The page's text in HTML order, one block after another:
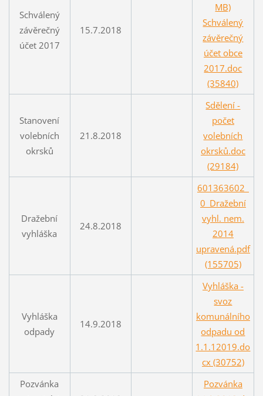
Schválený
závěrečný
účet 2017
15.7.2018
MB)
Schválený
závěrečný
účet obce
2017.doc
(35840)
Stanovení
volebních
okrsků
21.8.2018
Sdělení -
počet
volebních
okrsků.doc
(29184)
Dražební
vyhláška
24.8.2018
601363602_
0_Dražební
vyhl. nem.
2014
upravená.pdf
(155705)
Vyhláška
odpady
14.9.2018
Vyhláška -
svoz
komunálního
odpadu od
1.1.12019.do
cx (30752)
Pozvánka
Pozvánka